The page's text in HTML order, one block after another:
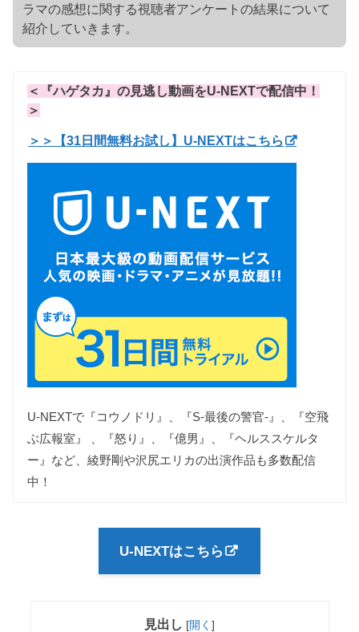
ラマの感想に関する視聴者アンケートの結果について
紹介していきます。
＜『ハゲタカ』の見逃し動画をU-NEXTで配信中！
＞
＞＞【31日間無料お試し】U-NEXTはこちら
U-NEXTで『コウノドリ』、『S-最後の警官-』、『空飛
ぶ広報室』 、『怒り』、『億男』、『ヘルススケルタ
ー』など、綾野剛や沢尻エリカの出演作品も多数配信
中！
U-NEXTはこちら
見出し [開く ]